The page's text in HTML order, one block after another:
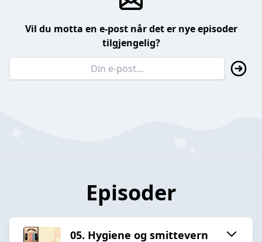
Vil du motta en e-post når det er nye episoder
tilgjengelig?
Episoder
05. Hygiene og smittevern